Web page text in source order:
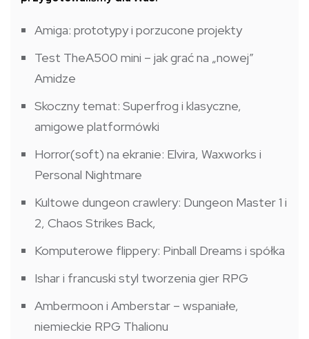
Amiga: prototypy i porzucone projekty
Test TheA500 mini – jak grać na „nowej”
Amidze
Skoczny temat: Superfrog i klasyczne,
amigowe platformówki
Horror(soft) na ekranie: Elvira, Waxworks i
Personal Nightmare
Kultowe dungeon crawlery: Dungeon Master 1 i
2, Chaos Strikes Back,
Komputerowe flippery: Pinball Dreams i spółka
Ishar i francuski styl tworzenia gier RPG
Ambermoon i Amberstar – wspaniałe,
niemieckie RPG Thalionu